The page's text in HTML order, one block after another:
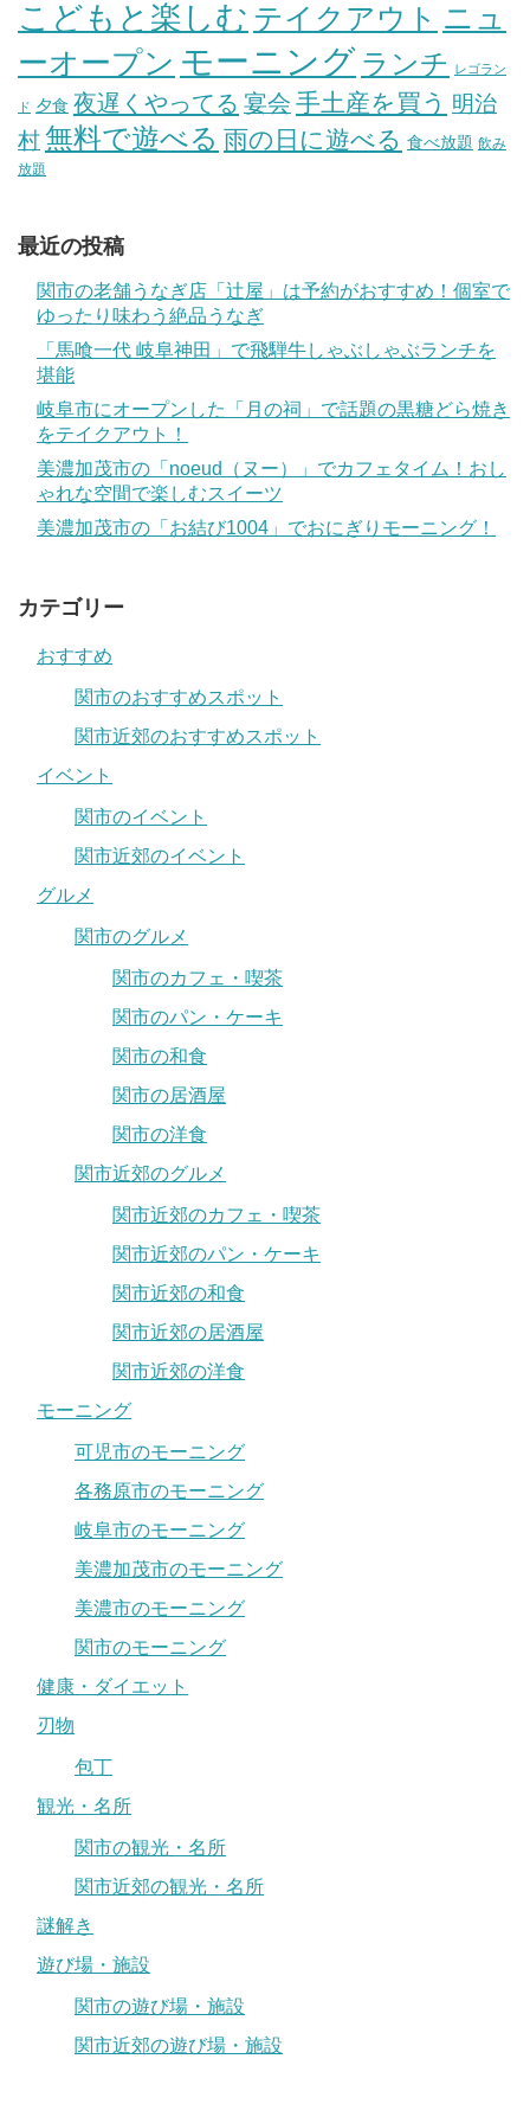
こどもと楽しむ テイクアウト ニュ
ーオープン モーニング ランチ レゴラン
ド 夕食 夜遅くやってる 宴会 手土産を買う 明治
村無料で遊べる 雨の日に遊べる 食べ放題 飲み
放題
最近の投稿
関市の老舗うなぎ店「辻屋」は予約がおすすめ！個室で
ゆったり味わう絶品うなぎ
「馬喰一代 岐阜神田」で飛騨牛しゃぶしゃぶランチを
堪能
岐阜市にオープンした「月の祠」で話題の黒糖どら焼き
をテイクアウト！
美濃加茂市の「noeud（ヌー）」でカフェタイム！おし
ゃれな空間で楽しむスイーツ
美濃加茂市の「お結び1004」でおにぎりモーニング！
カテゴリー
おすすめ
関市のおすすめスポット
関市近郊のおすすめスポット
イベント
関市のイベント
関市近郊のイベント
グルメ
関市のグルメ
関市のカフェ・喫茶
関市のパン・ケーキ
関市の和食
関市の居酒屋
関市の洋食
関市近郊のグルメ
関市近郊のカフェ・喫茶
関市近郊のパン・ケーキ
関市近郊の和食
関市近郊の居酒屋
関市近郊の洋食
モーニング
可児市のモーニング
各務原市のモーニング
岐阜市のモーニング
美濃加茂市のモーニング
美濃市のモーニング
関市のモーニング
健康・ダイエット
刃物
包丁
観光・名所
関市の観光・名所
関市近郊の観光・名所
謎解き
遊び場・施設
関市の遊び場・施設
関市近郊の遊び場・施設